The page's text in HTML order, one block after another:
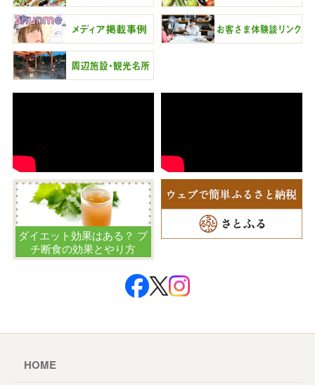
ダイエット効果はある？ プ
チ断食の効果とやり方
HOME